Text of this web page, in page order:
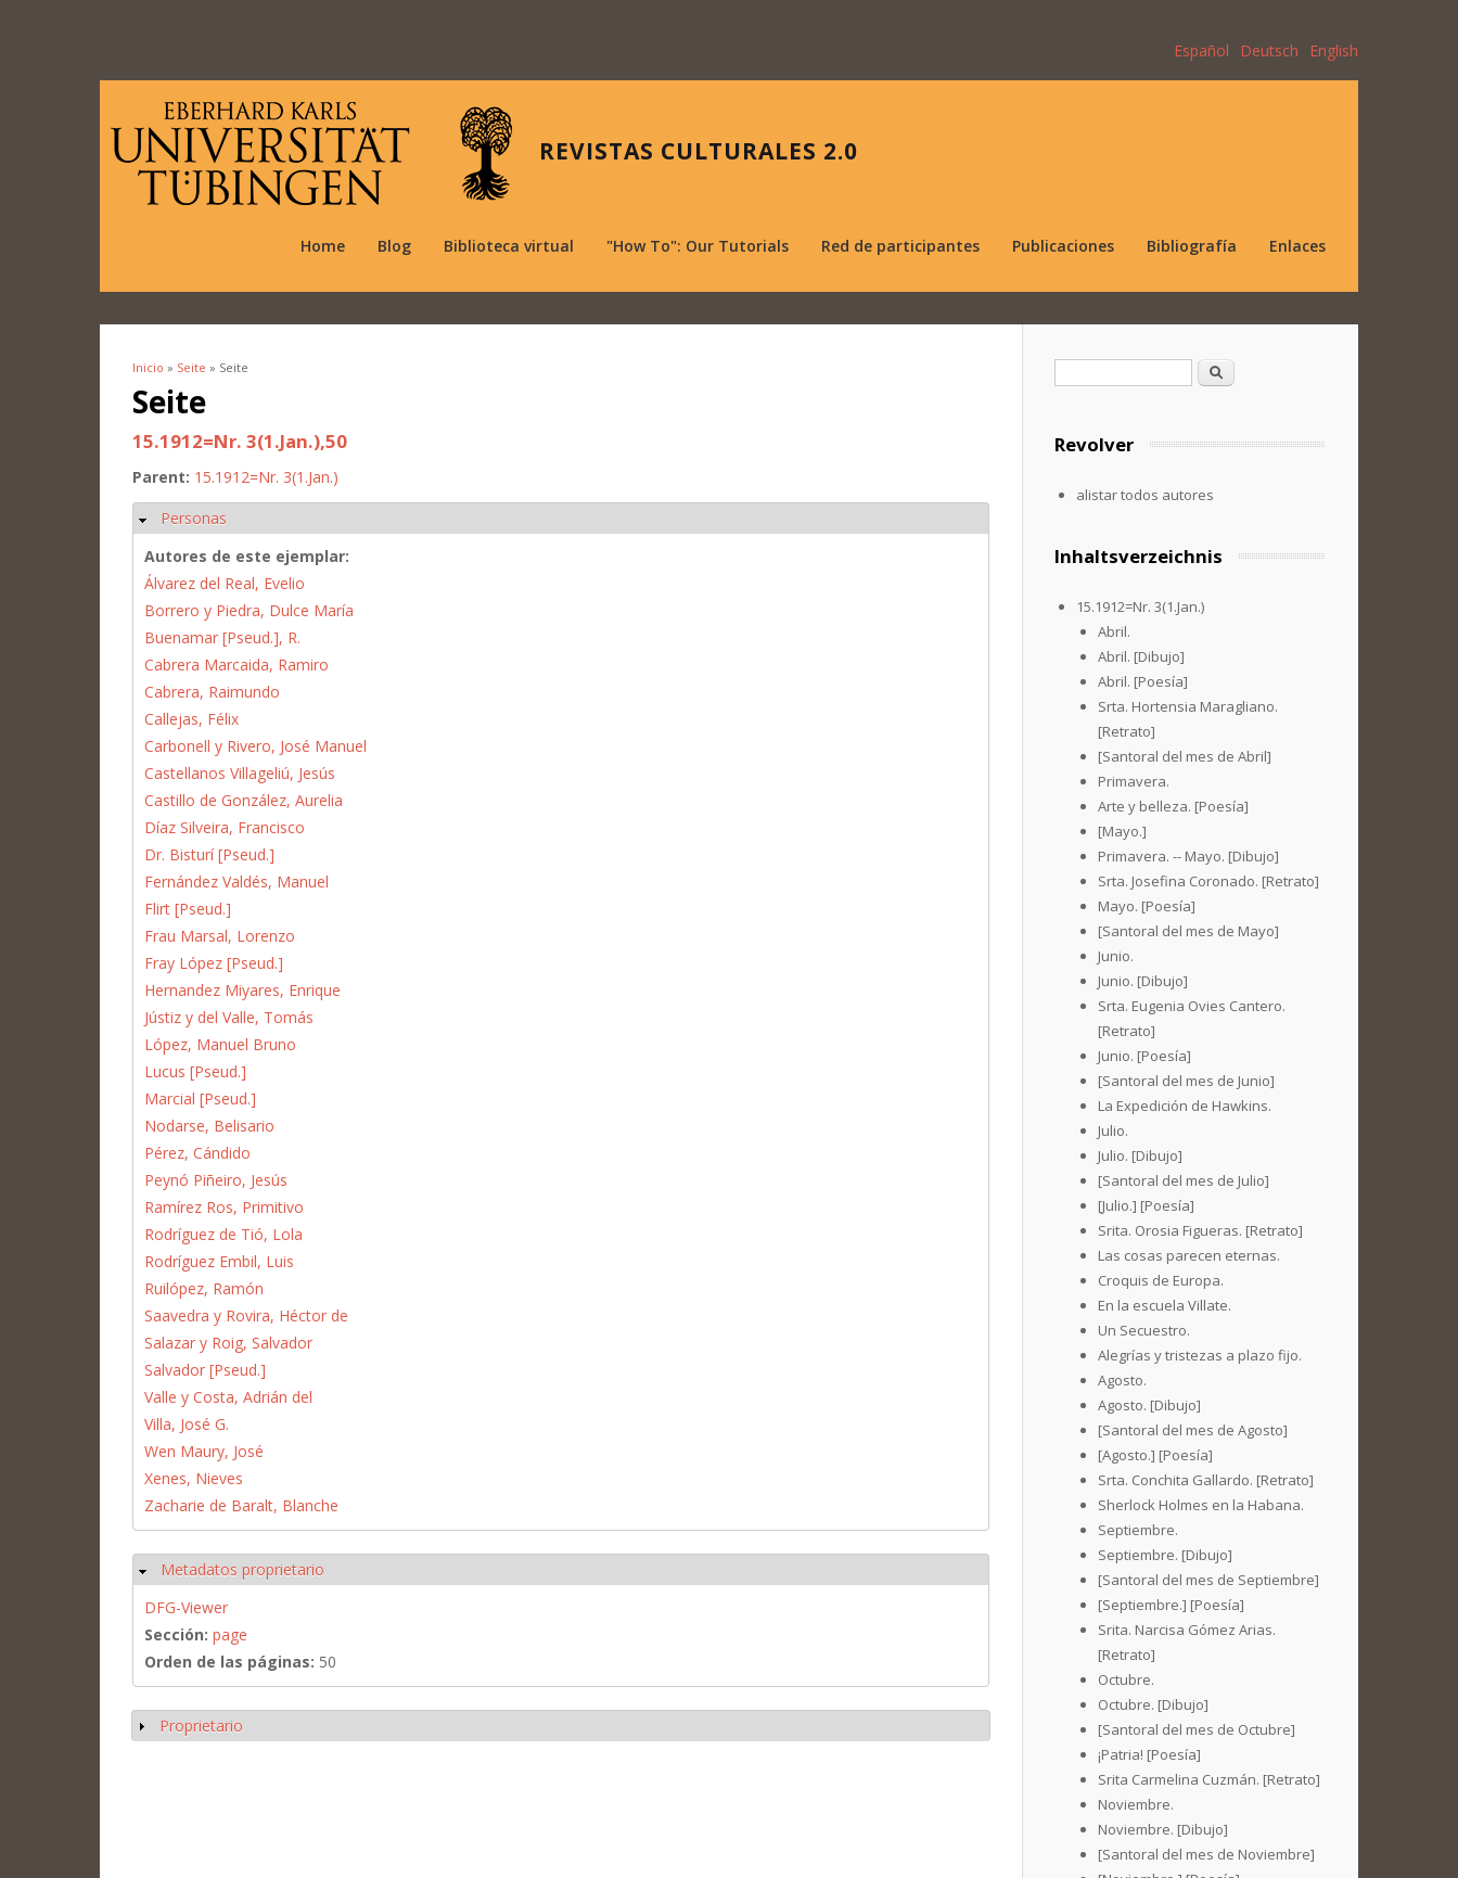
Español Deutsch English
REVISTAS CULTURALES 2.0
Home Blog Biblioteca virtual "How To": Our Tutorials Red de participantes Publicaciones Bibliografía Enlaces
Se encuentra usted aquí
Inicio » Seite » Seite
Seite
15.1912=Nr. 3(1.Jan.),50
Parent: 15.1912=Nr. 3(1.Jan.)
Ocultar
Personas
Autores de este ejemplar:
Álvarez del Real, Evelio
Borrero y Piedra, Dulce María
Buenamar [Pseud.], R.
Cabrera Marcaida, Ramiro
Cabrera, Raimundo
Callejas, Félix
Carbonell y Rivero, José Manuel
Castellanos Villageliú, Jesús
Castillo de González, Aurelia
Díaz Silveira, Francisco
Dr. Bisturí [Pseud.]
Fernández Valdés, Manuel
Flirt [Pseud.]
Frau Marsal, Lorenzo
Fray López [Pseud.]
Hernandez Miyares, Enrique
Jústiz y del Valle, Tomás
López, Manuel Bruno
Lucus [Pseud.]
Marcial [Pseud.]
Nodarse, Belisario
Pérez, Cándido
Peynó Piñeiro, Jesús
Ramírez Ros, Primitivo
Rodríguez de Tió, Lola
Rodríguez Embil, Luis
Ruilópez, Ramón
Saavedra y Rovira, Héctor de
Salazar y Roig, Salvador
Salvador [Pseud.]
Valle y Costa, Adrián del
Villa, José G.
Wen Maury, José
Xenes, Nieves
Zacharie de Baralt, Blanche
Ocultar
Metadatos proprietario
DFG-Viewer
Sección: page
Orden de las páginas: 50
Mostrar
Proprietario
Formulario de búsqueda
Buscar
Revolver
alistar todos autores
Inhaltsverzeichnis
15.1912=Nr. 3(1.Jan.)
Abril.
Abril. [Dibujo]
Abril. [Poesía]
Srta. Hortensia Maragliano.
[Retrato]
[Santoral del mes de Abril]
Primavera.
Arte y belleza. [Poesía]
[Mayo.]
Primavera. -- Mayo. [Dibujo]
Srta. Josefina Coronado. [Retrato]
Mayo. [Poesía]
[Santoral del mes de Mayo]
Junio.
Junio. [Dibujo]
Srta. Eugenia Ovies Cantero.
[Retrato]
Junio. [Poesía]
[Santoral del mes de Junio]
La Expedición de Hawkins.
Julio.
Julio. [Dibujo]
[Santoral del mes de Julio]
[Julio.] [Poesía]
Srita. Orosia Figueras. [Retrato]
Las cosas parecen eternas.
Croquis de Europa.
En la escuela Villate.
Un Secuestro.
Alegrías y tristezas a plazo fijo.
Agosto.
Agosto. [Dibujo]
[Santoral del mes de Agosto]
[Agosto.] [Poesía]
Srta. Conchita Gallardo. [Retrato]
Sherlock Holmes en la Habana.
Septiembre.
Septiembre. [Dibujo]
[Santoral del mes de Septiembre]
[Septiembre.] [Poesía]
Srita. Narcisa Gómez Arias.
[Retrato]
Octubre.
Octubre. [Dibujo]
[Santoral del mes de Octubre]
¡Patria! [Poesía]
Srita Carmelina Cuzmán. [Retrato]
Noviembre.
Noviembre. [Dibujo]
[Santoral del mes de Noviembre]